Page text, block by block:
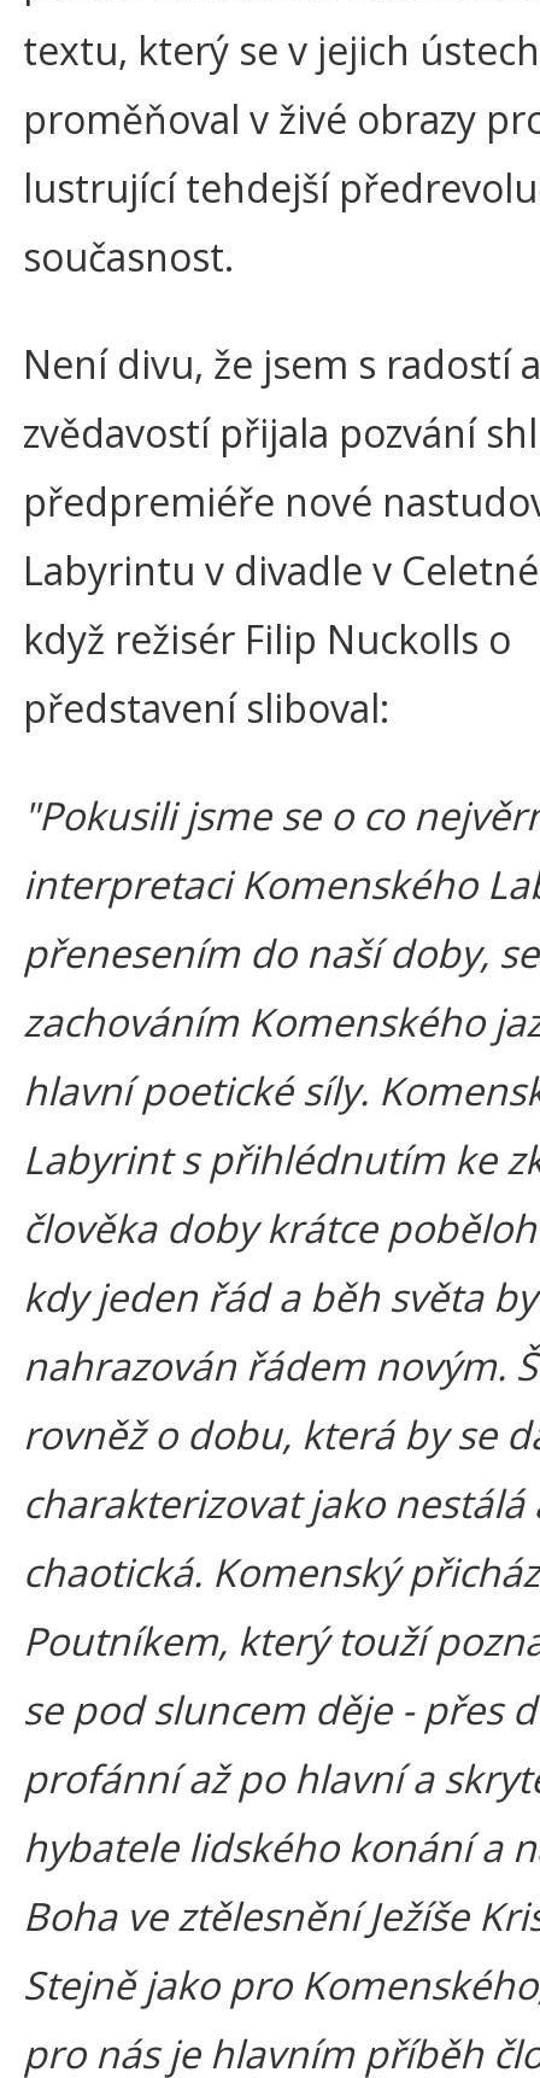
textu, který se v jejich ústech
proměňoval v živé obrazy
lustrující tehdejší
současnost.
Není divu, že jsem s radostí a
zvědavostí přijala pozvání
předpremiéře nové
Labyrintu v divadle v
když režisér Filip Nuckolls o
představení sliboval:
"Pokusili jsme se o co
interpretaci Komenského
přenesením do naší doby, se
zachováním Komenského
hlavní poetické síly.
Labyrint s přihlédnutím ke
člověka doby krátce
kdy jeden řád a běh světa
nahrazován řádem novým.
rovněž o dobu, která by se
charakterizovat jako nestálá
chaotická. Komenský
Poutníkem, který touží
se pod sluncem děje - přes
profánní až po hlavní a
hybatele lidského konání a
Boha ve ztělesnění Ježíše
Stejně jako pro
pro nás je hlavním příběh